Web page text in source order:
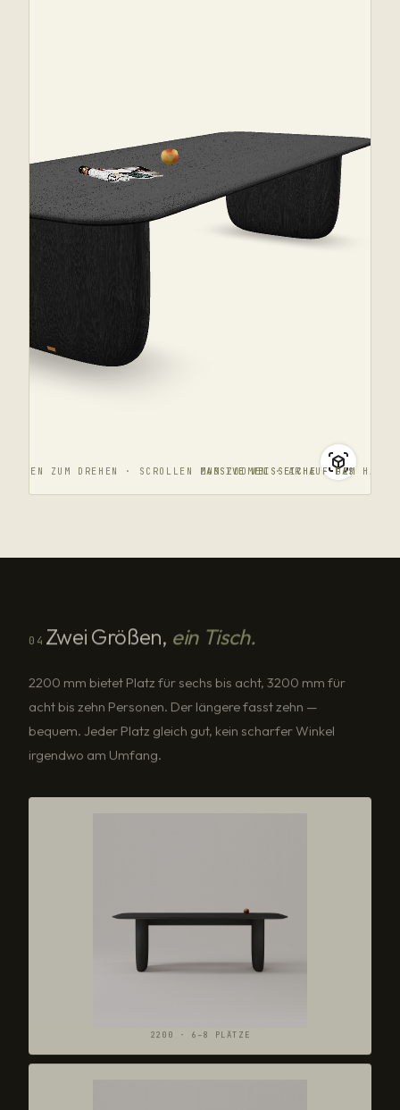
MASSIVE WEISSEICHE · FAS
ZIEHEN ZUM DREHEN · SCROLLEN ZUM ZOOMEN · AR AUF DEM HANDY
04 Zwei Größen, ein Tisch.
2200 mm bietet Platz für sechs bis acht, 3200 mm für
acht bis zehn Personen. Der längere fasst zehn —
bequem. Jeder Platz gleich gut, kein scharfer Winkel
irgendwo am Umfang.
2200 · 6–8 PLÄTZE